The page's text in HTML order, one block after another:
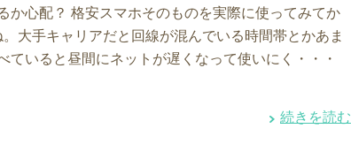
か心配？ 格安スマホそのものを実際に使ってみてか
大手キャリアだと回線が混んでいる時間帯とかあま
ていると昼間にネットが遅くなって使いにく・・・
続きを読む